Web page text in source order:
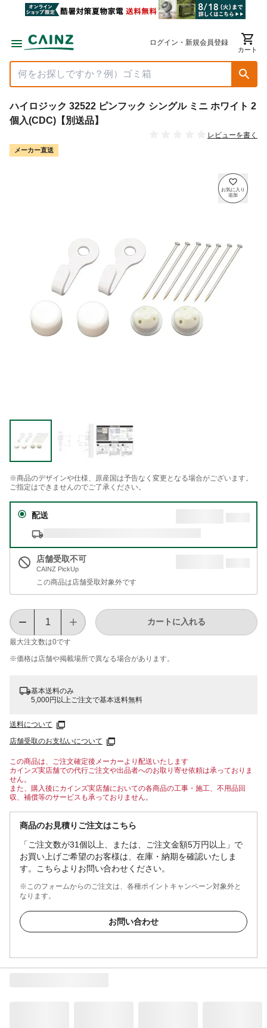
ログイン・新規会員登録
カート
ハイロジック 32522 ピンフック シングル ミニ ホワイト 2
個入(CDC)【別送品】
レビューを書く
メーカー直送
※商品のデザインや仕様、原産国は予告なく変更となる場合がございます。
ご指定はできませんのでご了承ください。
配送
店舗受取不可
CAINZ PickUp
この商品は店舗受取対象外です
最大注文数は0です
カートに入れる
※価格は​店舗や​掲載場所で​異なる​場合が​あります。
基本送料のみ
5,000円以上ご注文で基本送料無料
送料について
店舗受取のお支払いについて
この商品は、ご注文確定後メーカーより配送いたします
カインズ実店舗での代行ご注文や出品者へのお取り寄せ依頼は承っておりま
せん。
また、購入後にカインズ実店舗においての各商品の工事・施工、不用品回
収、補償等のサービスも承っておりません。
商品のお見積りご注文はこちら
「ご注文数が31個以上、または、ご注文金額5万円以上」で
お買い上げご希望のお客様は、在庫・納期を確認いたしま
す。こちらよりお問い合わせください。
※このフォームからのご注文は、各種ポイントキャンペーン対象外と
なります。
お問い合わせ